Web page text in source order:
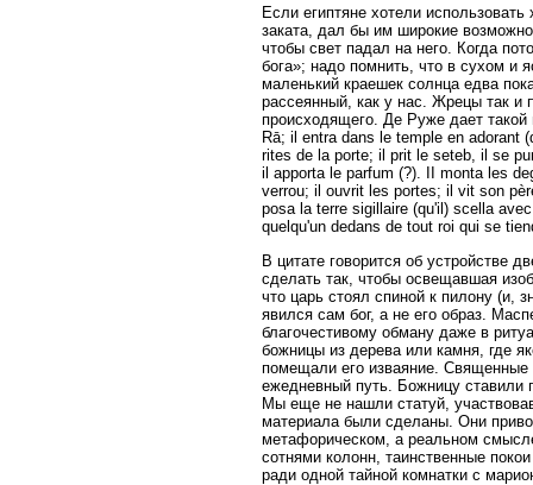
Если египтяне хотели
заката, дал бы им широкие
чтобы свет падал на него. Когда
бога»; надо помнить, что в сухом и
маленький краешек солнца едва
рассеянный, как у нас. Жрецы так и
происходящего. Де Руже дает
Rā; il entra dans le temple en adorant
rites de la porte; il prit le seteb, il se
il apporta le parfum (?). II monta les
verrou; il ouvrit les portes; il vit son
posa la terre sigillaire (qu'il) scella
quelqu'un dedans de tout roi qui se
В цитате говорится об устройстве
сделать так, чтобы освещавшая
что царь стоял спиной к пилону (и,
явился сам бог, а не его образ.
благочестивому обману даже в
божницы из дерева или камня, где
помещали его изваяние. Священные
ежедневный путь. Божницу ставили
Мы еще не нашли статуй,
материала были сделаны. Они
метафорическом, а реальном
сотнями колонн, таинственные
ради одной тайной комнатки с